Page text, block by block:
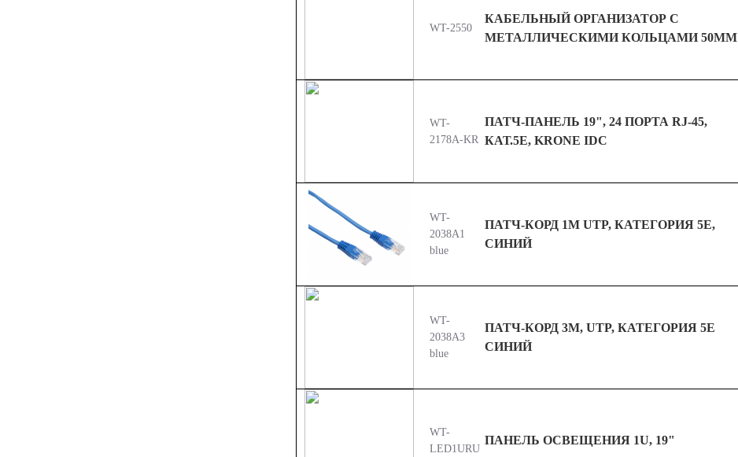
WT-2550
КАБЕЛЬНЫЙ ОРГАНИЗАТОР С
МЕТАЛЛИЧЕСКИМИ КОЛЬЦАМИ 50ММ
WT-
2178A-KR
ПАТЧ-ПАНЕЛЬ 19", 24 ПОРТА RJ-45,
КАТ.5E, KRONE IDC
WT-
2038A1
blue
ПАТЧ-КОРД 1М UTP, КАТЕГОРИЯ 5E,
СИНИЙ
WT-
2038A3
blue
ПАТЧ-КОРД 3М, UTP, КАТЕГОРИЯ 5E
СИНИЙ
WT-
LED1URU
ПАНЕЛЬ ОСВЕЩЕНИЯ 1U, 19"